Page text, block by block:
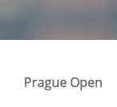
Prague Open